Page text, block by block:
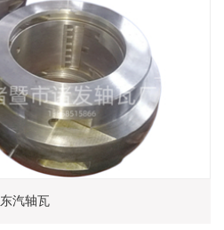
东汽轴瓦